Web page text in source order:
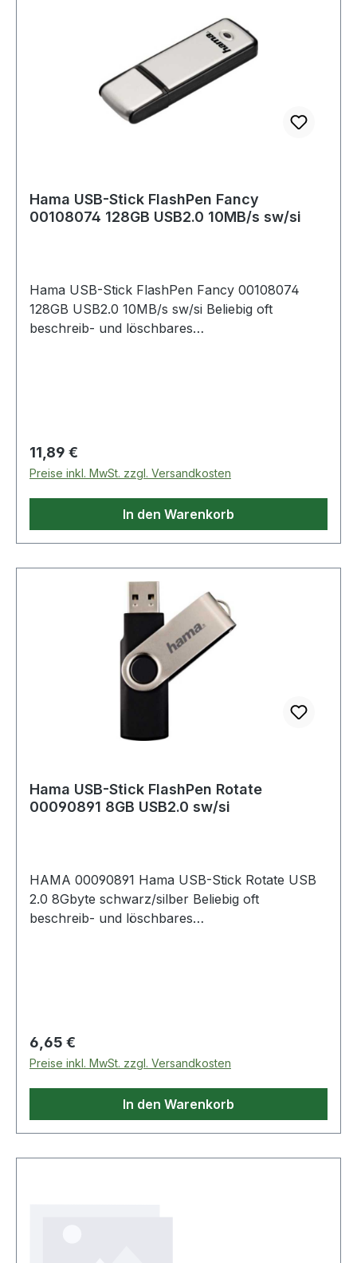
Hama USB-Stick FlashPen Fancy
00108074 128GB USB2.0 10MB/s sw/si
Hama USB-Stick FlashPen Fancy 00108074
128GB USB2.0 10MB/s sw/si Beliebig oft
beschreib- und löschbares
am Schlüsselring.
Regulärer Preis:
11,89 €
Preise inkl. MwSt. zzgl. Versandkosten
In den Warenkorb
Hama USB-Stick FlashPen Rotate
00090891 8GB USB2.0 sw/si
HAMA 00090891 Hama USB-Stick Rotate USB
2.0 8Gbyte schwarz/silber Beliebig oft
beschreib- und löschbares
Regulärer Preis:
6,65 €
Preise inkl. MwSt. zzgl. Versandkosten
In den Warenkorb